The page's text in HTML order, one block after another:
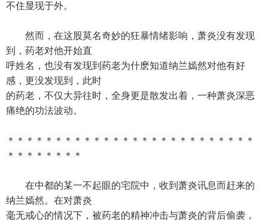
不住显现于外。
然而，在这股莫名奇妙的狂暴情绪影响，萧炎没有发现
到，药老对他开始直
呼姓名，也没有发现到药老为什麽知道纳兰嫣然对他有好
感，更没发现到，此时
的药老，不仅大异往时，全身更是散发出着，一种萧炎深恶
痛绝的功法波动。
＊＊＊＊＊＊＊＊＊＊＊＊＊＊＊＊＊＊＊＊＊＊＊＊＊＊
＊＊＊＊＊＊＊＊
在中都的某一不起眼的宅院中，收到萧炎讯息而赶来的
纳兰嫣然。在对萧炎
毫无戒心的情况下，被药老的精神冲击与萧炎的背后偷袭，